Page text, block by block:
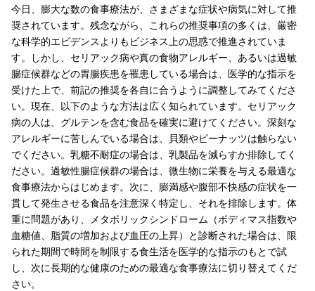
今日、膨大な数の食事療法が、さまざまな症状や病気に対して推
奨されています。残念ながら、これらの推奨事項の多くは、厳密
な科学的エビデンスよりもビジネス上の思惑で推進されていま
す。しかし、セリアック病や真の食物アレルギー、あるいは過敏
腸症候群などの胃腸疾患を罹患している場合は、医学的な指示を
受けた上で、前記の推奨を各自に合うように調整してみてくださ
い。現在、以下のような方法は広く知られています。セリアック
病の人は、グルテンを含む食品を確実に避けてください。深刻な
アレルギーに苦しんでいる場合は、貝類やピーナッツは触らない
でください。乳糖不耐症の場合は、乳製品を減らすか排除してく
ださい。過敏性腸症候群の場合は、微生物に栄養を与える最適な
食事療法からはじめます。次に、膨満感や腹部不快感の症状を一
貫して発生させる食品を注意深く特定し、それを排除します。体
重に問題があり、メタボリックシンドローム（ボディマス指数や
血糖値、脂質の増加および血圧の上昇）と診断された場合は、限
られた期間で時間を制限する食生活を医学的な指示のもとで試
し、次に長期的な健康のための最適な食事療法に切り替えてくだ
さい。